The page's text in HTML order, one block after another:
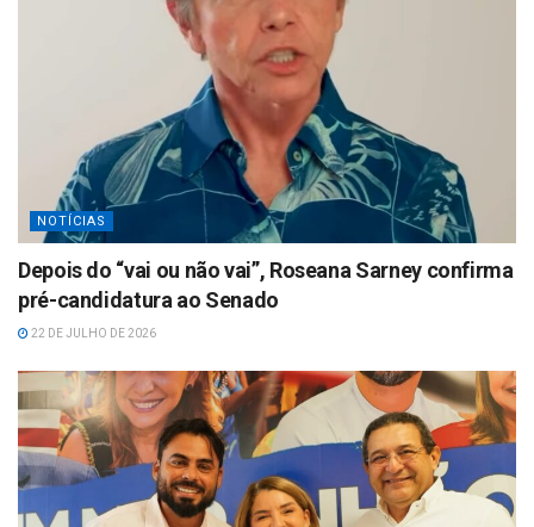
NOTÍCIAS
Depois do “vai ou não vai”, Roseana Sarney confirma
pré-candidatura ao Senado
22 DE JULHO DE 2026